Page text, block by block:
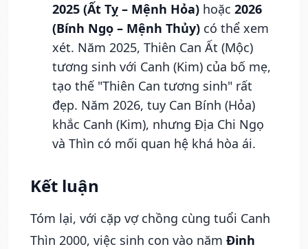
2025 (Ất Tỵ – Mệnh Hỏa) hoặc 2026
(Bính Ngọ – Mệnh Thủy) có thể xem
xét. Năm 2025, Thiên Can Ất (Mộc)
tương sinh với Canh (Kim) của bố mẹ,
tạo thế "Thiên Can tương sinh" rất
đẹp. Năm 2026, tuy Can Bính (Hỏa)
khắc Canh (Kim), nhưng Địa Chi Ngọ
và Thìn có mối quan hệ khá hòa ái.
Kết luận
Tóm lại, với cặp vợ chồng cùng tuổi Canh
Thìn 2000, việc sinh con vào năm Đinh